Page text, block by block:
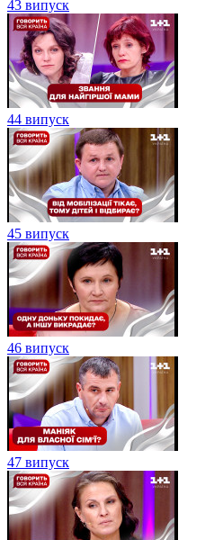
43 випуск
44 випуск
45 випуск
46 випуск
47 випуск